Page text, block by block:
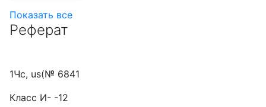
Показать все
Реферат
1Чс, us(№ 6841
Класс И- -12